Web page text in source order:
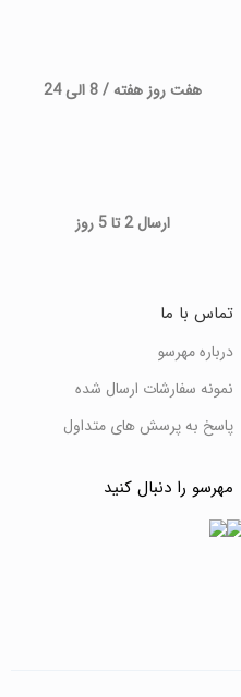
هفت روز هفته / 8 الی 24
ارسال 2 تا 5 روز
تماس با ما
درباره مهرسو
نمونه سفارشات ارسال شده
پاسخ به پرسش های متداول
مهرسو را دنبال کنید